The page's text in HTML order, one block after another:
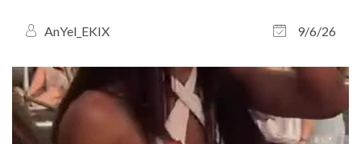
AnYel_EKIX 9/6/26